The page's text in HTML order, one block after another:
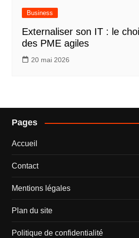
Business
Externaliser son IT : le
des PME agiles
20 mai 2026
Pages
Accueil
Contact
Mentions légales
Plan du site
Politique de confidentialité